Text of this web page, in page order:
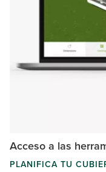
Acceso a las
PLANIFICA TU